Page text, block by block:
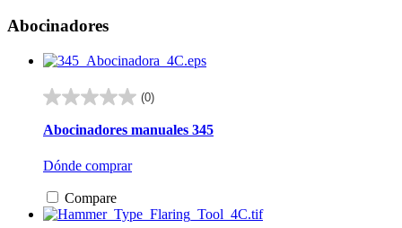
Abocinadores
(0)
0.0
5
Abocinadores manuales 345
Dónde comprar
Compare